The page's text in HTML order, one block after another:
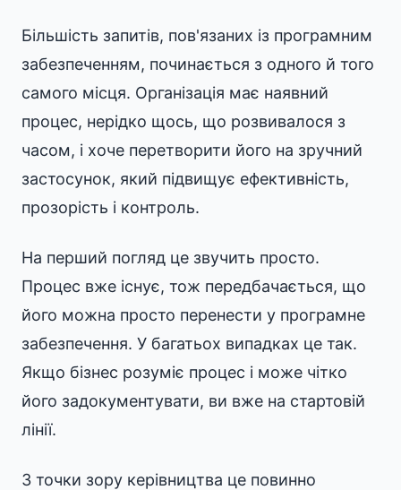
Більшість запитів, пов'язаних із програмним
забезпеченням, починається з одного й того
самого місця. Організація має наявний
процес, нерідко щось, що розвивалося з
часом, і хоче перетворити його на зручний
застосунок, який підвищує ефективність,
прозорість і контроль.
На перший погляд це звучить просто.
Процес вже існує, тож передбачається, що
його можна просто перенести у програмне
забезпечення. У багатьох випадках це так.
Якщо бізнес розуміє процес і може чітко
його задокументувати, ви вже на стартовій
лінії.
З точки зору керівництва це повинно